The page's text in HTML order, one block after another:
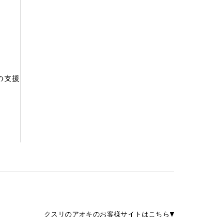
支援
クスリのアオキのお客様サイトはこちら